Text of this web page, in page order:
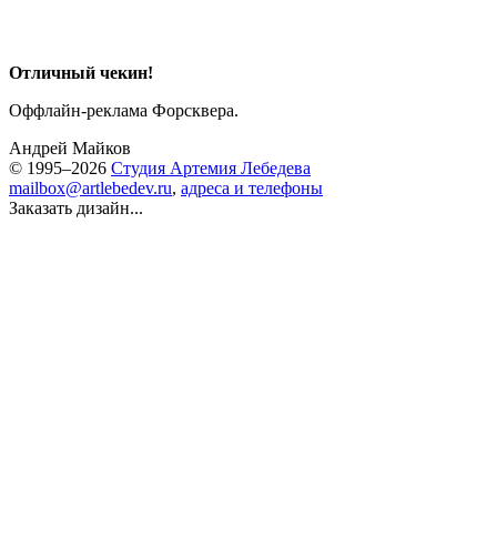
Отличный чекин!
Оффлайн-реклама Форсквера.
Андрей Майков
© 1995–2026 Студия Артемия Лебедева
mailbox@artlebedev.ru, адреса и телефоны
Заказать дизайн...